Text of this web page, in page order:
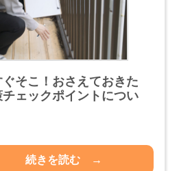
そこ！おさえておきた
ェックポイントについ
続きを読む →